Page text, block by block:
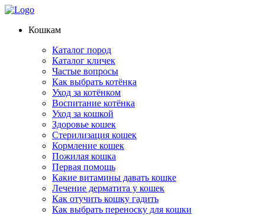
Кошкам
Каталог пород
Каталог кличек
Частые вопросы
Как выбрать котёнка
Уход за котёнком
Воспитание котёнка
Уход за кошкой
Здоровье кошек
Стерилизация кошек
Кормление кошек
Пожилая кошка
Первая помощь
Какие витамины давать кошке
Лечение дерматита у кошек
Как отучить кошку гадить
Как выбрать переноску для кошки